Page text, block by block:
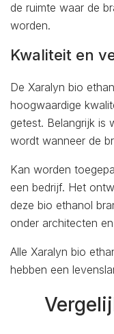
de ruimte waar de
worden.
Kwaliteit en
De Xaralyn bio
hoogwaardige
getest. Belangrijk is
wordt wanneer de
Kan worden
een bedrijf. Het
deze bio ethanol
onder architecten
Alle Xaralyn bio
hebben een